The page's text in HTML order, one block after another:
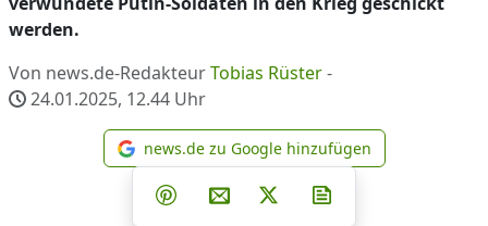
werden.
Von news.de-RedakteurTobias Rüster-
24.01.2025, 12.44 Uhr
news.de zu Google
news.de zu Google hinzufügen
Teilen auf Facebook
Teilen auf Whatsapp
Teilen auf Telegram
Teilen auf Pinterest
Per E-Mail teilen
Post auf X